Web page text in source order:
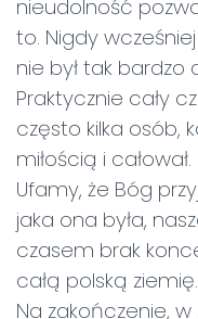
nieudolność
to. Nigdy
nie był tak
Praktycznie cały
często kilka osób,
miłością i
Ufamy, że Bóg
jaka ona była,
czasem brak
całą polską ziemię.
Na zakończenie,